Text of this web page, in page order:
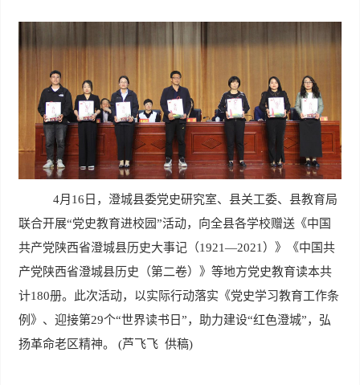
4月 16 日，澄城县委党史研究室、县关工委、县教育局
联合开展“党史教育进校园”活动，向全县各学校赠送《中国
共产党陕西省澄城县历史大事记（1921—2021 ）》《中国共
产党陕西省澄城县历史（第二卷）》等地方党史教育读本共
计180册。此次活动，以实际行动落实《党史学习教育工作条
例》、迎接第29个“世界读书日”，助力建设“红色澄城”，弘
扬革命老区精神。 (芦飞飞 供稿)